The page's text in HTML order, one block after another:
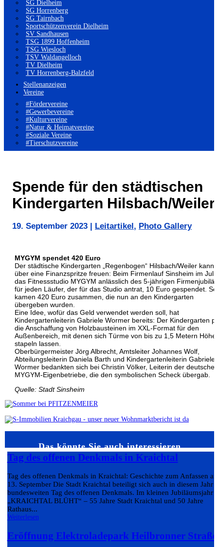
SG Dielheim
SG Horrenberg
SG Tairnbach
Sportschützenverein Dielheim
SV Sandhausen
TSG 1899 Hoffenheim
TSG Wiesloch
TSV Waldangelloch
TV Dielheim
TV Horrenberg-Balzfeld
Stellenanzeigen
Vereine
#Fördervereine
#Gewerbevereine
#Kulturvereine
#Natur & Heimatvereine
#Soziale Vereine
#Tierschutzvereine
Spende für den städtischen
Kindergarten Hilsbach/Weiler
19. September 2023 Leitartikel , Photo Gallery
MYGYM spendet 420 Euro
Der städtische Kindergarten „Regenbogen“ Hilsbach/Weiler kann
über eine Finanzspritze freuen: Beim Firmenlauf Sinsheim im Juli
das Fitnessstudio MYGYM anlässlich des 5-jährigen
für jeden Läufer, der für das Studio antrat, 10 Euro gespendet. So
kamen 420 Euro zusammen, die nun an den Kindergarten
übergeben wurden.
Eine Idee, wofür das Geld verwendet werden soll, hat
Kindergartenleiterin Gabriele Wormer bereits: Der Kindergarten
die Anschaffung von Holzbausteinen im XXL-Format für den
Außenbereich, mit denen sich Türme von bis zu 1,5 Metern Höhe
stapeln lassen.
Oberbürgermeister Jörg Albrecht, Amtsleiter Johannes Wolf,
Abteilungsleiterin Daniela Barth und Kindergartenleiterin Gabriele
Wormer bedankten sich bei Christin Völker, Leiterin der deutschen
MYGYM-Eigenbetriebe, die den symbolischen Scheck übergab.
Quelle: Stadt Sinsheim
Das könnte Sie auch interessieren…
Tag des offenen Denkmals in Kraichtal
Tag des offenen Denkmals in Kraichtal: Geschichte zum Anfassen
13. September Die Stadt Kraichtal beteiligt sich auch in diesem Jahr
bundesweiten Tag des offenen Denkmals. Im kleinen Jubiläumsjahr
„KRAICHTAL BLÜHT“ – 55 Jahre Stadt Kraichtal und 50 Jahre
Rathaus...
Weiterlesen
Eröffnung Elektroladepark Heilbronner Straße